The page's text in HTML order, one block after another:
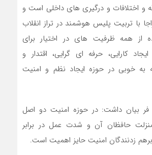
و اختلافات و درگیری های داخلی است و
با تربیت پلیس هوشمند در تراز انقلاب
از همه ظرفیت های در اختیار برای
کارایی، حرفه ای گرایی، اقتدار و
به خوبی در حوزه ایجاد نظم و امنیت
بیان داشت: در حوزه امنیت دو اصل
حافظان آن و شدت عمل در برابر
زدنندگان امنیت حایز اهمیت است.